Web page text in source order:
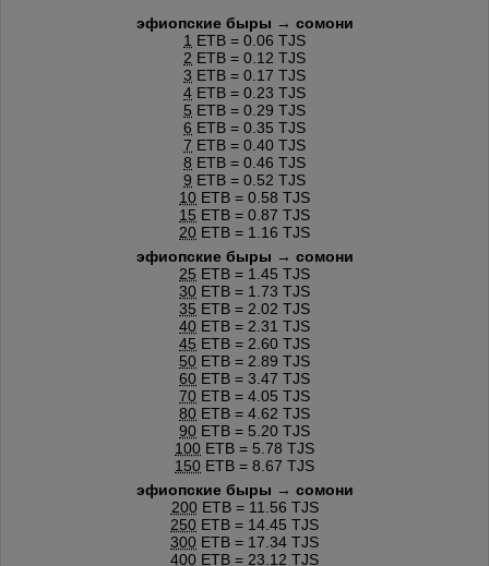
эфиопские быры → сомони
1 ETB = 0.06 TJS
2 ETB = 0.12 TJS
3 ETB = 0.17 TJS
4 ETB = 0.23 TJS
5 ETB = 0.29 TJS
6 ETB = 0.35 TJS
7 ETB = 0.40 TJS
8 ETB = 0.46 TJS
9 ETB = 0.52 TJS
10 ETB = 0.58 TJS
15 ETB = 0.87 TJS
20 ETB = 1.16 TJS
эфиопские быры → сомони
25 ETB = 1.45 TJS
30 ETB = 1.73 TJS
35 ETB = 2.02 TJS
40 ETB = 2.31 TJS
45 ETB = 2.60 TJS
50 ETB = 2.89 TJS
60 ETB = 3.47 TJS
70 ETB = 4.05 TJS
80 ETB = 4.62 TJS
90 ETB = 5.20 TJS
100 ETB = 5.78 TJS
150 ETB = 8.67 TJS
эфиопские быры → сомони
200ETB = 11.56 TJS
250 ETB = 14.45 TJS
300 ETB = 17.34 TJS
400 ETB = 23.12 TJS